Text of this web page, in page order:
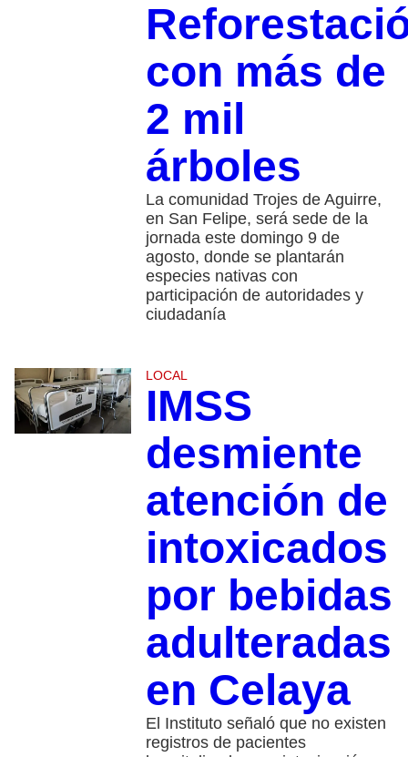
con más de
2 mil
árboles
La comunidad Trojes de Aguirre,
en San Felipe, será sede de la
jornada este domingo 9 de
agosto, donde se plantarán
especies nativas con
participación de autoridades y
ciudadanía
LOCAL
IMSS
desmiente
atención de
intoxicados
por bebidas
adulteradas
en Celaya
El Instituto señaló que no existen
registros de pacientes